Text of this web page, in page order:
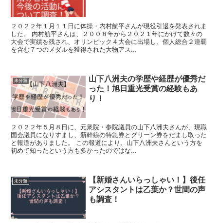
２０２２年１月１１日に体操・内村航平さんが現役引退を発表されま
した。 内村航平さんは、２００８年から２０２１年にかけて数々の
大会で実績を残され、オリンピック４大会に出場し、個人総合２連覇
を含む７つのメダルを獲得された大物アス...
未分類
山下八洲夫の学歴や経歴が優秀だ
った！旭日重光受賞の経験もあ
り！
２０２２年５月８日に、元衆院・参院議員の山下八洲夫さんが、現職
国会議員になりすまし、新幹線の特急券とグリーン券をだまし取った
と報道がありました。 この報道により、山下八洲夫さんという方を
初めて知ったという方も多かったのではな...
未分類
【新婚さんいらっしゃい！】後任
アシスタントは乙葉か？世間の声
も調査！